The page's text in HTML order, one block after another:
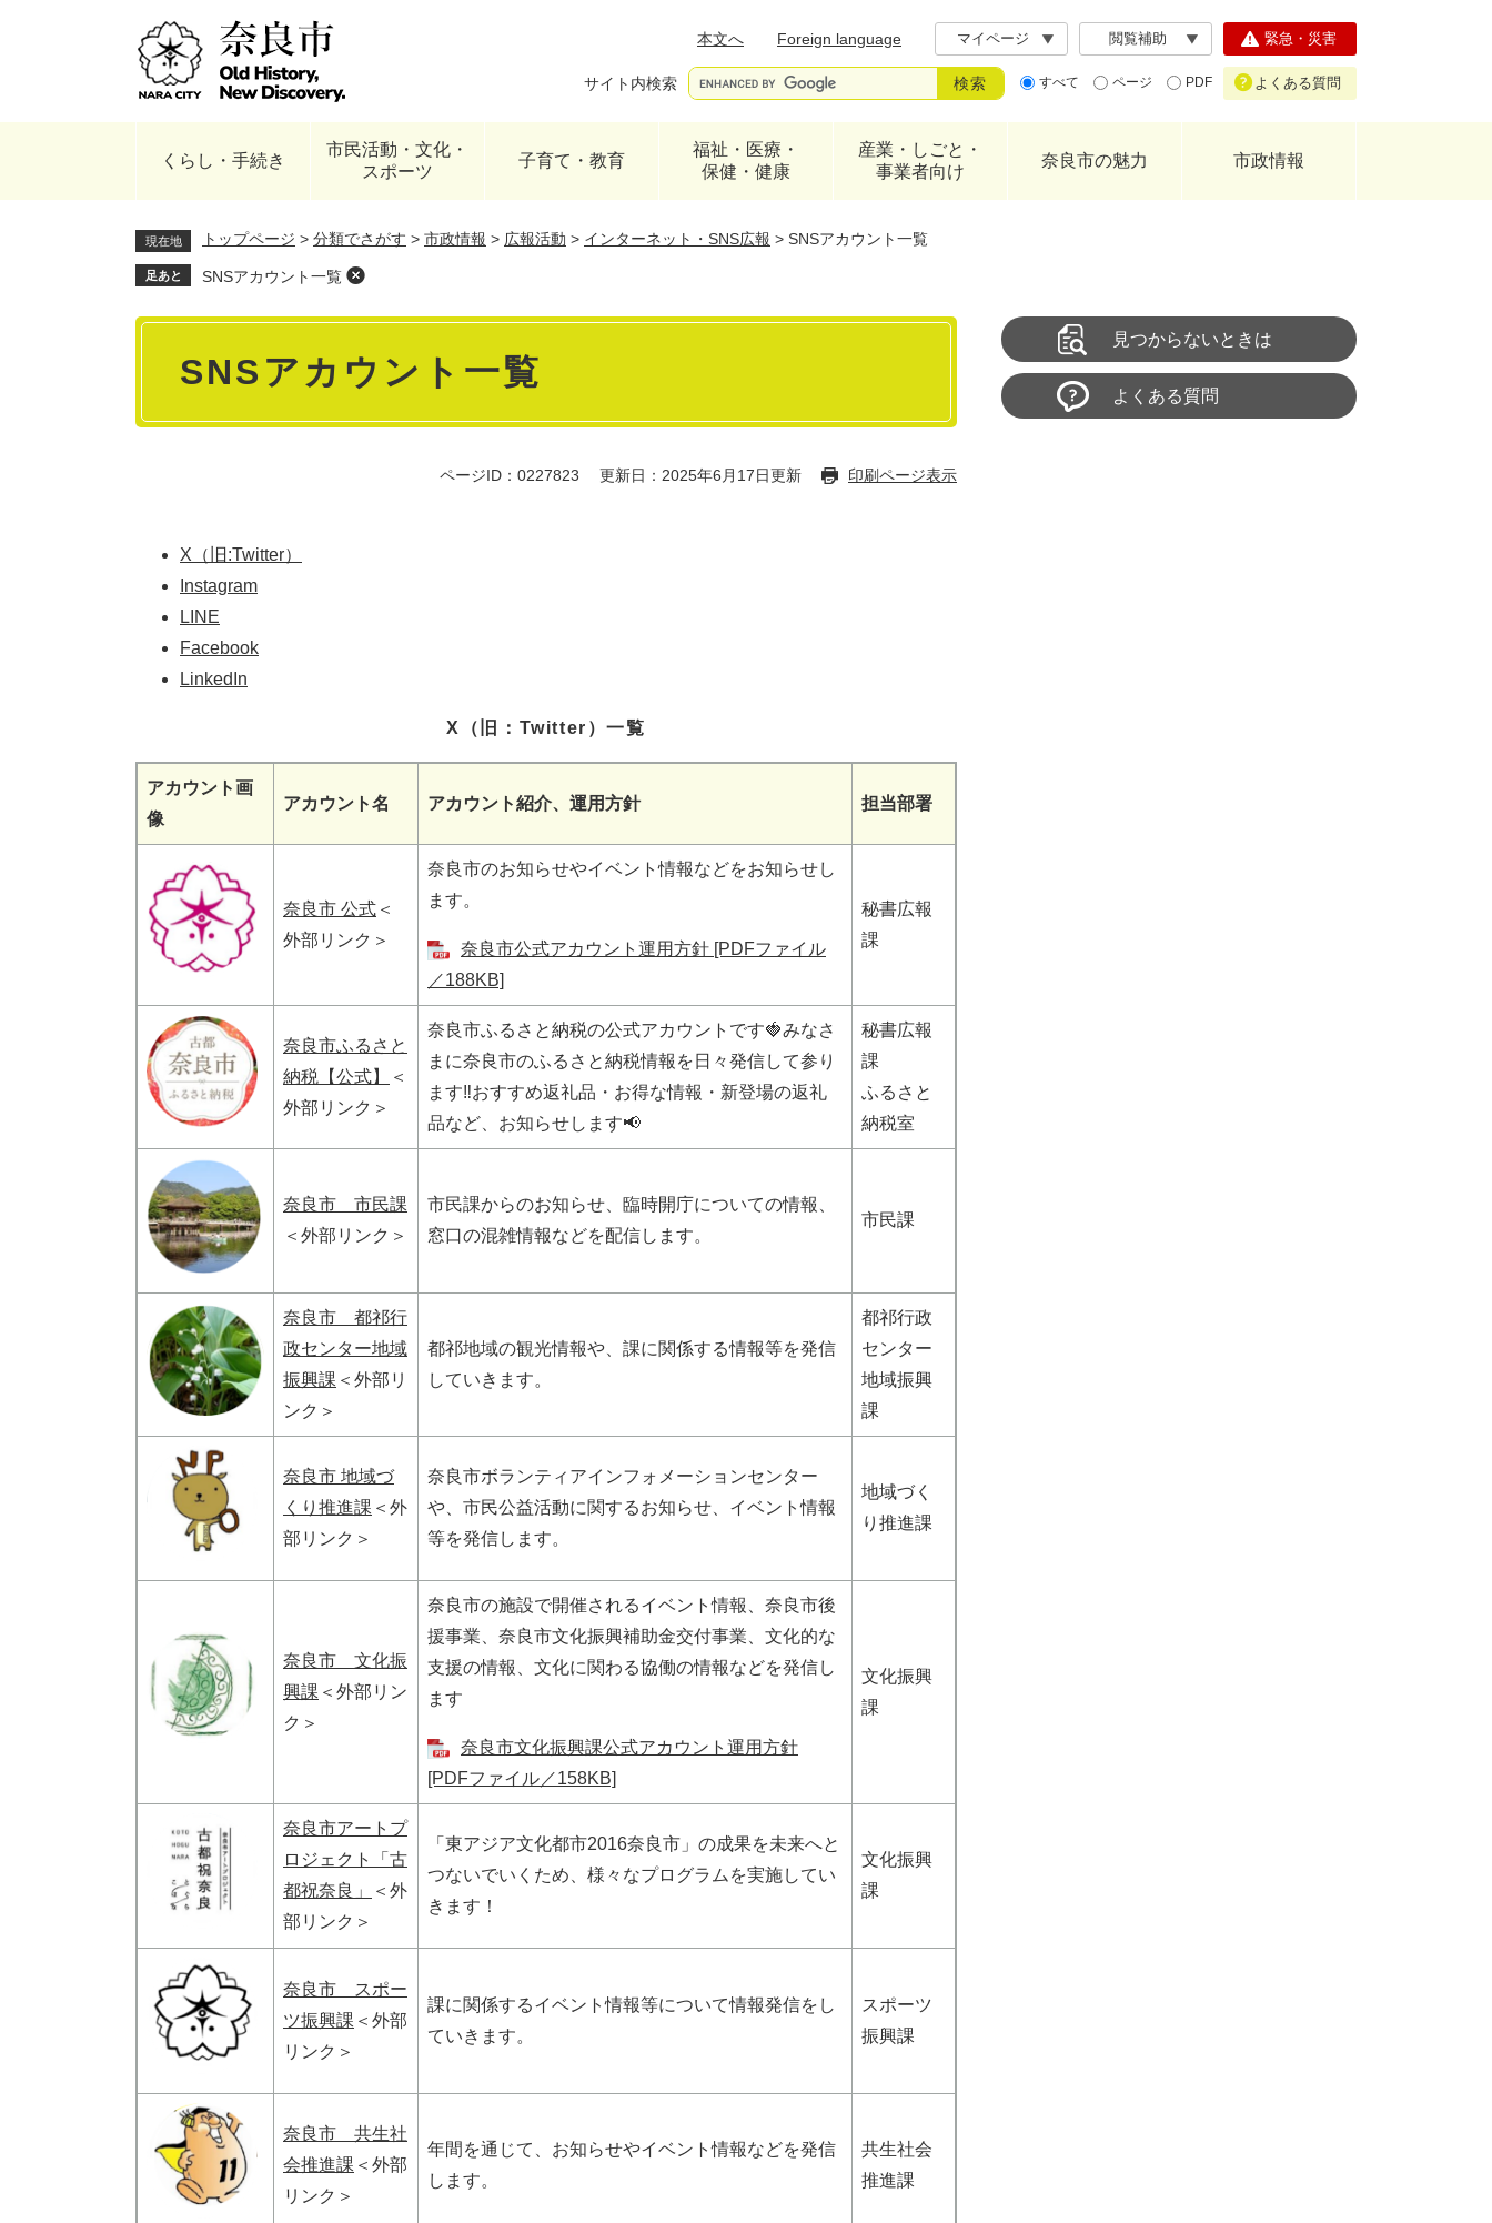
本文へ
Foreign language マイページ 閲覧補助
サイト内検索 すべて ページ PDF
緊急・災害
よくある質問
くらし・手続き
市民活動・文化・
スポーツ
子育て・教育
福祉・医療・
保健・健康
産業・しごと・
事業者向け
奈良市の魅力 市政情報
現在地 トップページ > 分類でさがす > 市政情報 > 広報活動 > インターネット・SNS広報 > SNSアカウント一覧
足あと SNSアカウント一覧
本
SNSアカウント一覧
ページID：0227823 更新日：2025年6月17日更新 印刷ページ表示
X（旧:Twitter）
Instagram
LINE
Facebook
LinkedIn
X（旧：Twitter）一覧
アカウント画
像
アカウント名 アカウント紹介、運用方針 担当部署
奈良市 公式 ＜
外部リンク＞
奈良市のお知らせやイベント情報などをお知らせし
ます。
奈良市公式アカウント運用方針 [PDFファイル
／188KB]
秘書広報
課
奈良市ふるさと
納税【公式】
＜
外部リンク＞
奈良市ふるさと納税の公式アカウントです🍓みなさ
まに奈良市のふるさと納税情報を日々発信して参り
ます‼おすすめ返礼品・お得な情報・新登場の返礼
品など、お知らせします📢
秘書広報
課
ふるさと
納税室
奈良市 市民課
＜外部リンク＞
市民課からのお知らせ、臨時開庁についての情報、
窓口の混雑情報などを配信します。
市民課
奈良市 都祁行
政センター地域
振興課 ＜外部リ
ンク＞
都祁地域の観光情報や、課に関係する情報等を発信
していきます。
都祁行政
センター
地域振興
課
奈良市 地域づ
くり推進課 ＜外
部リンク＞
奈良市ボランティアインフォメーションセンター
や、市民公益活動に関するお知らせ、イベント情報
等を発信します。
地域づく
り推進課
奈良市 文化振
興課 ＜外部リン
ク＞
奈良市の施設で開催されるイベント情報、奈良市後
援事業、奈良市文化振興補助金交付事業、文化的な
支援の情報、文化に関わる協働の情報などを発信し
ます
奈良市文化振興課公式アカウント運用方針
[PDFファイル／158KB]
文化振興
課
奈良市アートプ
ロジェクト「古
都祝奈良」
＜外
部リンク＞
「東アジア文化都市2016奈良市」の成果を未来へと
つないでいくため、様々なプログラムを実施してい
きます！
文化振興
課
奈良市 スポー
ツ振興課 ＜外部
リンク＞
課に関係するイベント情報等について情報発信をし
ていきます。
スポーツ
振興課
奈良市 共生社
会推進課 ＜外部
リンク＞
年間を通じて、お知らせやイベント情報などを発信
します。
共生社会
推進課
見つからないときは
よくある質問